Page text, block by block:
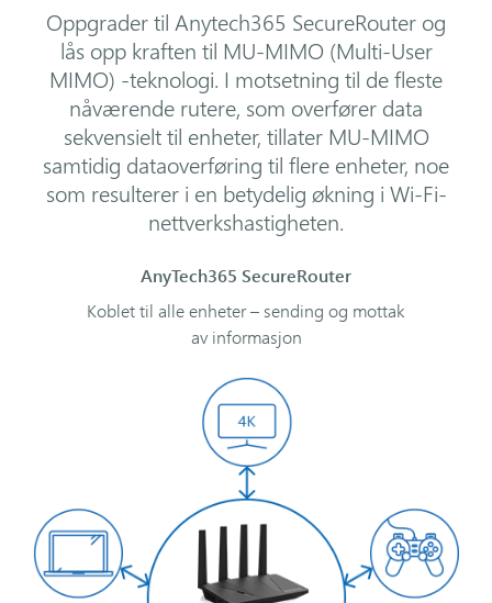
Oppgrader til Anytech365 SecureRouter og
lås opp kraften til MU-MIMO (Multi-User
MIMO) -teknologi. I motsetning til de fleste
nåværende rutere, som overfører data
sekvensielt til enheter, tillater MU-MIMO
samtidig dataoverføring til flere enheter, noe
som resulterer i en betydelig økning i Wi-Fi-
nettverkshastigheten.
AnyTech365 SecureRouter
Koblet til alle enheter – sending og mottak
av informasjon